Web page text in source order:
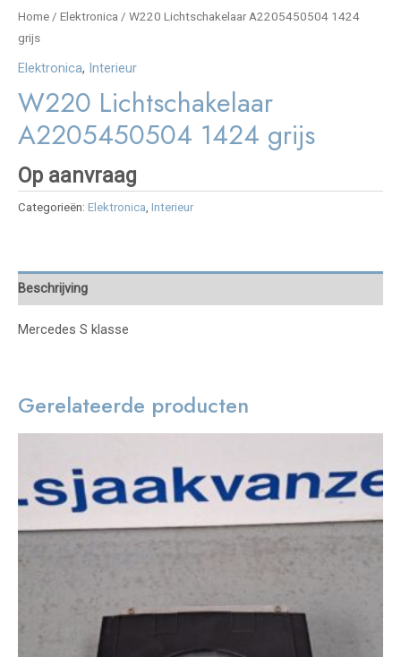
Home / Elektronica / W220 Lichtschakelaar A2205450504 1424
grijs
Elektronica, Interieur
W220 Lichtschakelaar
A2205450504 1424 grijs
Op aanvraag
Categorieën: Elektronica, Interieur
Beschrijving
Mercedes S klasse
Gerelateerde producten